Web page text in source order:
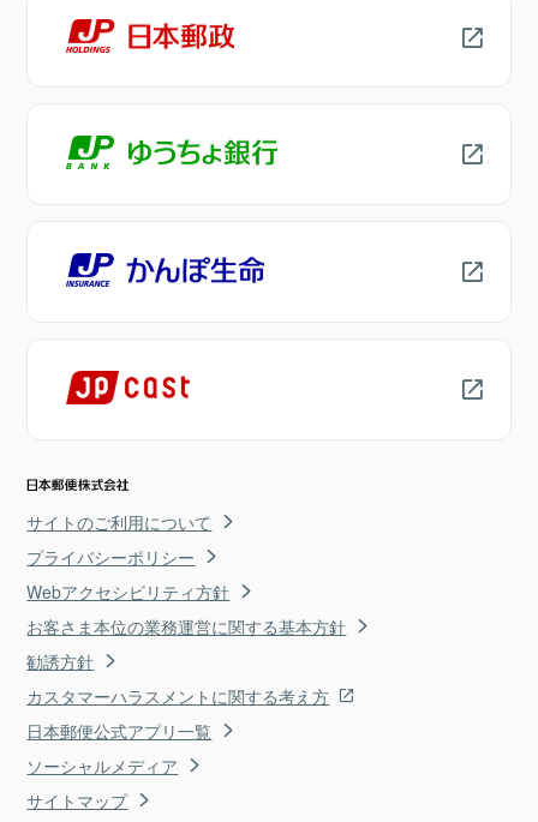
サイトのご利用について
プライバシーポリシー
Webアクセシビリティ方針
お客さま本位の業務運営に関する基本方針
勧誘方針
カスタマーハラスメントに関する考え方
日本郵便公式アプリ一覧
ソーシャルメディア
サイトマップ